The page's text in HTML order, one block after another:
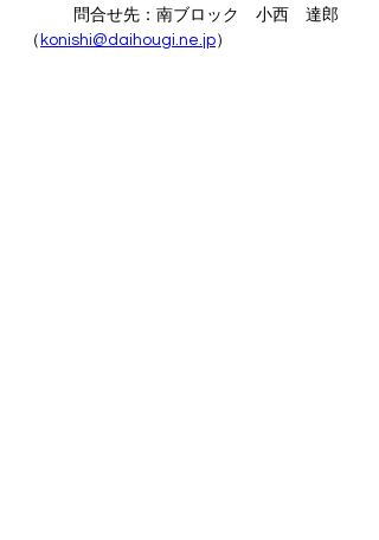
問合せ先：南ブロック　小西　達郎
（ konishi@daihougi.ne.jp）